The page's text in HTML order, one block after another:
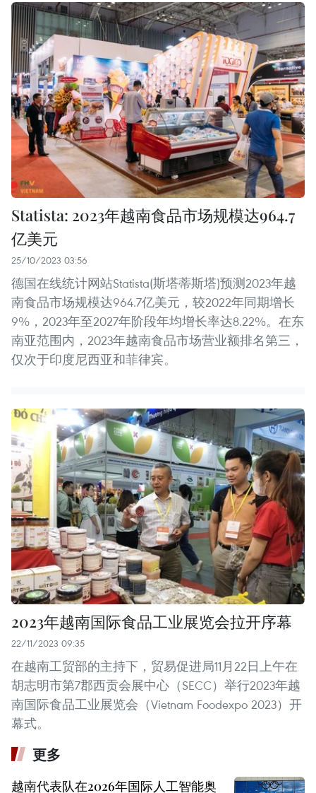
Statista: 2023年越南食品市场规模达964.7
亿美元
25/10/2023 03:56
德国在线统计网站Statista(斯塔蒂斯塔)预测2023年越
南食品市场规模达964.7亿美元，较2022年同期增长
9%，2023年至2027年阶段年均增长率达8.22%。在东
南亚范围内，2023年越南食品市场营业额排名第三，
仅次于印度尼西亚和菲律宾。
2023年越南国际食品工业展览会拉开序幕
22/11/2023 09:35
在越南工贸部的主持下，贸易促进局11月22日上午在
胡志明市第7郡西贡会展中心（SECC）举行2023年越
南国际食品工业展览会（Vietnam Foodexpo 2023）开
幕式。
更多
越南代表队在2026年国际人工智能奥